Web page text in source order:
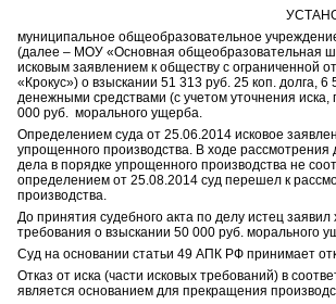
муниципальное общеобразовательное
(далее – МОУ «Основная общеобразовательная
исковым заявлением к обществу с ограниченной
«Крокус») о взыскании 51 313 руб. 25 коп. долга,
денежными средствами (с учетом уточнения
000 руб. морального ущерба.
Определением суда от 25.06.2014 исковое
упрощенного производства. В ходе
дела в порядке упрощенного производства не
определением от 25.08.2014 суд перешел к
производства.
До принятия судебного акта по делу истец заявил
требования о взыскании 50 000 руб. морального
Суд на основании статьи 49 АПК РФ принимает
Отказ от иска (части исковых требований) в
является основанием для прекращения